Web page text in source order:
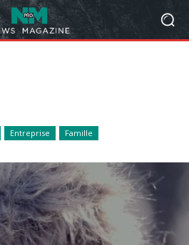
Entreprise Famille